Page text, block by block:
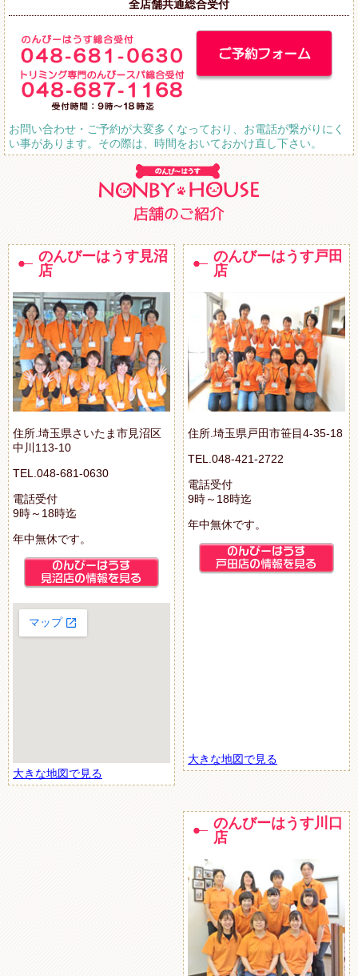
全店舗共通総合受付
お問い合わせ・ご予約が大変多くなっており、お電話が繋がりにく
い事があります。その際は、時間をおいておかけ直し下さい。
のんびーはうす見沼
店
住所.埼玉県さいたま市見沼区
中川113-10
TEL.048-681-0630
電話受付
9時～18時迄
年中無休です。
大きな地図で見る
のんびーはうす戸田
店
住所.埼玉県戸田市笹目4-35-18
TEL.048-421-2722
電話受付
9時～18時迄
年中無休です。
大きな地図で見る
のんびーはうす川口
店